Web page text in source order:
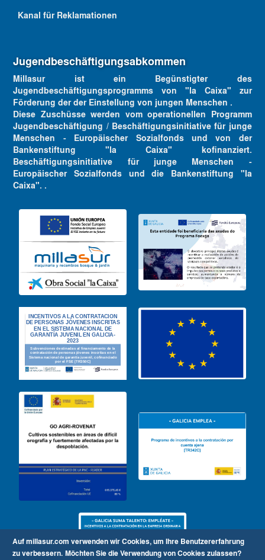
Kanal für Reklamationen
Jugendbeschäftigungsabkommen
Millasur ist ein Begünstigter des
Jugendbeschäftigungsprogramms von "la Caixa" zur
Förderung der der Einstellung von jungen Menschen .
Diese Zuschüsse werden vom operationellen Programm
Jugendbeschäftigung / Beschäftigungsinitiative für junge
Menschen - Europäischer Sozialfonds und von der
Bankenstiftung "la Caixa" kofinanziert.
Beschäftigungsinitiative für junge Menschen -
Europäischer Sozialfonds und die Bankenstiftung "la
Caixa". .
Auf millasur.com verwenden wir Cookies, um Ihre Benutzererfahrung
zu verbessern. Möchten Sie die Verwendung von Cookies zulassen?